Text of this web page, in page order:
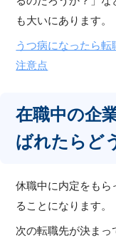
も大いにあります。
うつ病になったら
注意点
在職中の企
ばれたらど
休職中に内定をもら
ることになります。
次の転職先が決ま